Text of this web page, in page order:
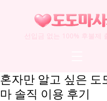
선입금 없는 100% 후불제
혼자만 알고 싶은 도
마 솔직 이용 후기